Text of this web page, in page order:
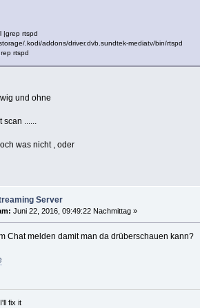
|grep rtspd
.kodi/addons/driver.dvb.sundtek-mediatv/bin/rtspd
rtspd
und ohne
scan ......
was nicht , oder
Server
Juni 22, 2016, 09:49:22 Nachmittag »
Chat melden damit man da drüberschauen kann?
fix it